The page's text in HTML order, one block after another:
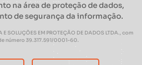
na área de proteção de dados,
de segurança da informação.
E SOLUÇÕES EM PROTEÇÃO DE DADOS LTDA., com
número 39.317.591/0001-60.